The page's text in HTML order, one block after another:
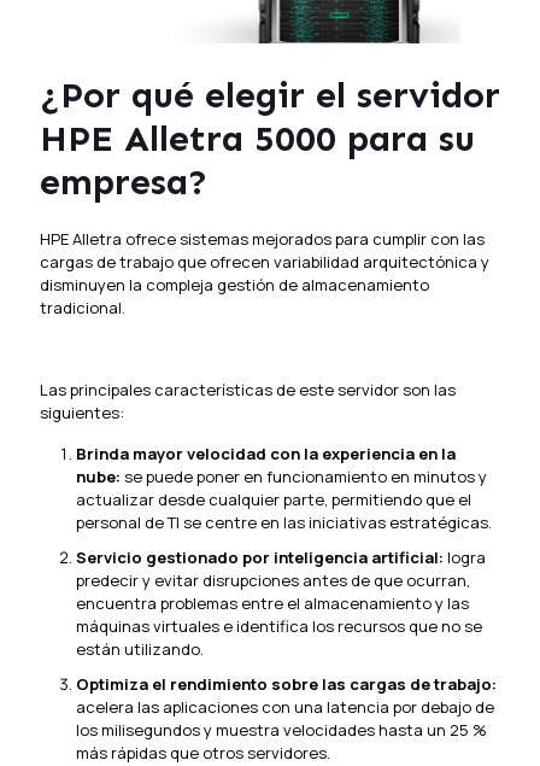
¿Por qué elegir el servidor
HPE Alletra 5000 para su
empresa?
HPE Alletra ofrece sistemas mejorados para cumplir con las
cargas de trabajo que ofrecen variabilidad arquitectónica y
disminuyen la compleja gestión de almacenamiento
tradicional.
Las principales características de este servidor son las
siguientes:
Brinda mayor velocidad con la experiencia en la
nube: se puede poner en funcionamiento en minutos y
actualizar desde cualquier parte, permitiendo que el
personal de TI se centre en las iniciativas estratégicas.
Servicio gestionado por inteligencia artificial: logra
predecir y evitar disrupciones antes de que ocurran,
encuentra problemas entre el almacenamiento y las
máquinas virtuales e identifica los recursos que no se
están utilizando.
Optimiza el rendimiento sobre las cargas de trabajo:
acelera las aplicaciones con una latencia por debajo de
los milisegundos y muestra velocidades hasta un 25 %
más rápidas que otros servidores.